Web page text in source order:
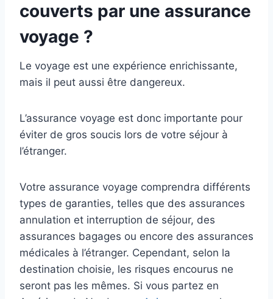
couverts par une assurance
voyage ?
Le voyage est une expérience enrichissante,
mais il peut aussi être dangereux.
L’assurance voyage est donc importante pour
éviter de gros soucis lors de votre séjour à
l’étranger.
Votre assurance voyage comprendra différents
types de garanties, telles que des assurances
annulation et interruption de séjour, des
assurances bagages ou encore des assurances
médicales à l’étranger. Cependant, selon la
destination choisie, les risques encourus ne
seront pas les mêmes. Si vous partez en